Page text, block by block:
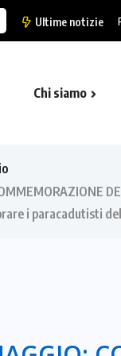
Ultime notizie
Chi siamo
i paracadutisti